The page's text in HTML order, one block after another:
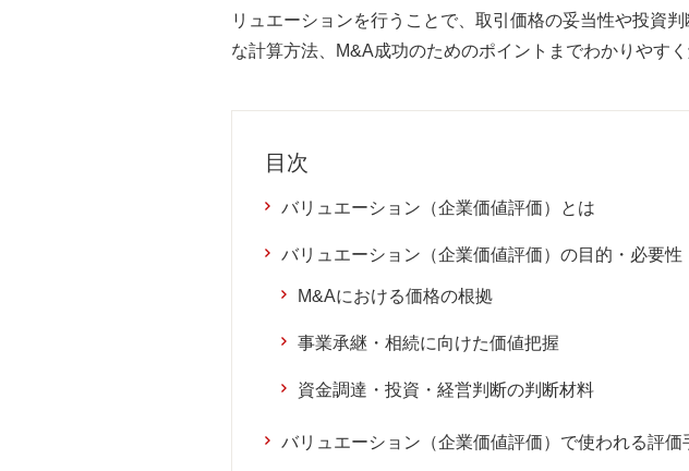
リュエーションを行うことで、取引価格の妥当性や投資
な計算方法、M&A成功のためのポイントまでわかりやすく
目次
バリュエーション（企業価値評価）とは
バリュエーション（企業価値評価）の目的・必要性
M&Aにおける価格の根拠
事業承継・相続に向けた価値把握
資金調達・投資・経営判断の判断材料
バリュエーション（企業価値評価）で使われる評価